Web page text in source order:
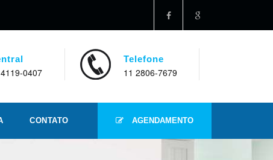
0407
Telefone
11 2806-7679
CONTATO AGENDAMENTO